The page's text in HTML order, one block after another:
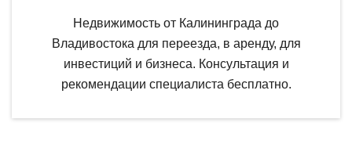
Недвижимость от Калининграда до
Владивостока для переезда, в аренду, для
инвестиций и бизнеса. Консультация и
рекомендации специалиста бесплатно.